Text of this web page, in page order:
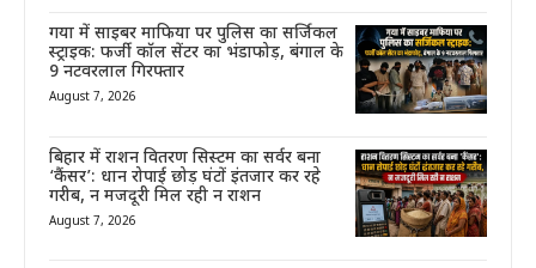
गया में साइबर माफिया पर पुलिस का सर्जिकल
स्ट्राइक: फर्जी कॉल सेंटर का भंडाफोड़, बंगाल के
9 नटवरलाल गिरफ्तार
August 7, 2026
बिहार में राशन वितरण सिस्टम का सर्वर बना
‘कैंसर’: धान रोपाई छोड़ घंटों इंतजार कर रहे
गरीब, न मजदूरी मिल रही न राशन
August 7, 2026